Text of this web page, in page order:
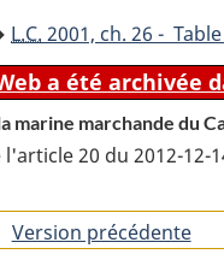
L.C. 2001, ch. 26 -
a été archivée
marine marchande du
20 du 2012-12-
Version précédentede